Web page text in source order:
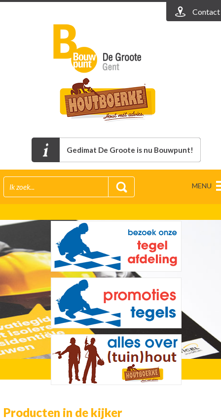
Contact
Gedimat De Groote is nu Bouwpunt!
MENU
Producten in de kijker